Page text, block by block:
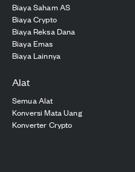
Biaya Saham AS
Biaya Crypto
Biaya Reksa Dana
Biaya Emas
Biaya Lainnya
Alat
Semua Alat
Konversi Mata Uang
Konverter Crypto